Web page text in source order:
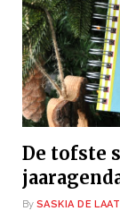
De tofste
By SASKIA DE LAAT